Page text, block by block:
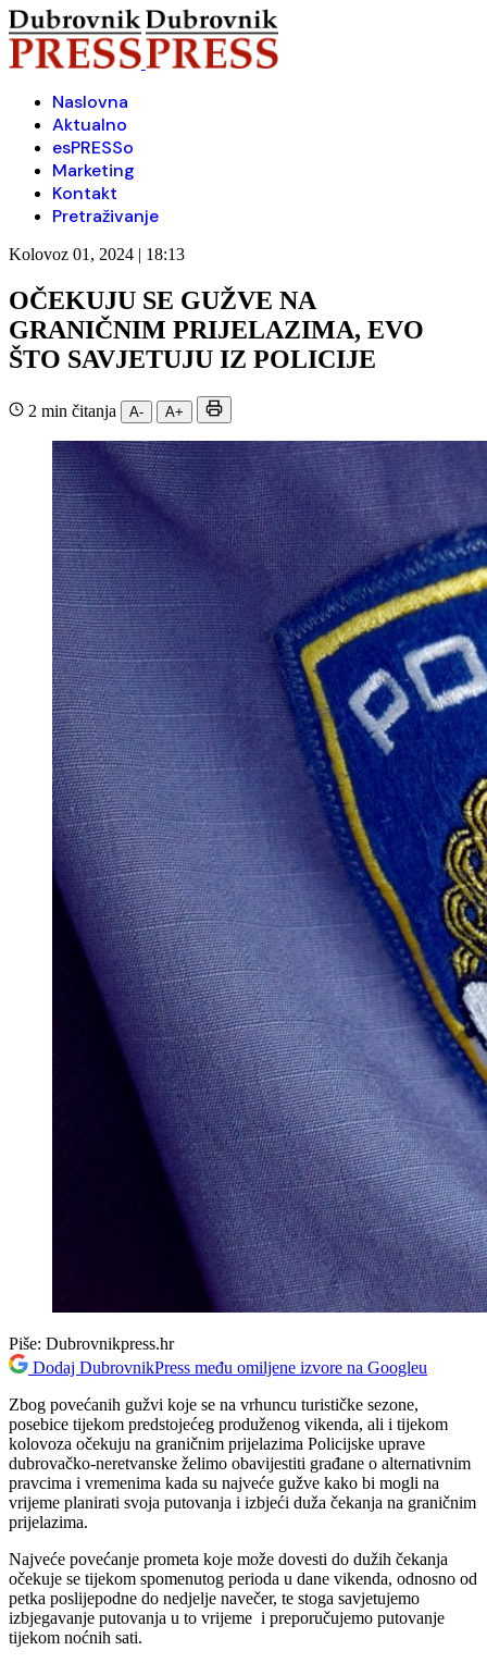
Naslovna
Aktualno
esPRESSo
Marketing
Kontakt
Pretraživanje
Kolovoz 01, 2024 | 18:13
OČEKUJU SE GUŽVE NA
GRANIČNIM PRIJELAZIMA, EVO
ŠTO SAVJETUJU IZ POLICIJE
2 min čitanja A- A+
Piše: Dubrovnikpress.hr
Dodaj DubrovnikPress među omiljene izvore na Googleu
Zbog povećanih gužvi koje se na vrhuncu turističke sezone,
posebice tijekom predstojećeg produženog vikenda, ali i tijekom
kolovoza očekuju na graničnim prijelazima Policijske uprave
dubrovačko-neretvanske želimo obavijestiti građane o alternativnim
pravcima i vremenima kada su najveće gužve kako bi mogli na
vrijeme planirati svoja putovanja i izbjeći duža čekanja na graničnim
prijelazima.
Najveće povećanje prometa koje može dovesti do dužih čekanja
očekuje se tijekom spomenutog perioda u dane vikenda, odnosno od
petka poslijepodne do nedjelje navečer, te stoga savjetujemo
izbjegavanje putovanja u to vrijeme i preporučujemo putovanje
tijekom noćnih sati.